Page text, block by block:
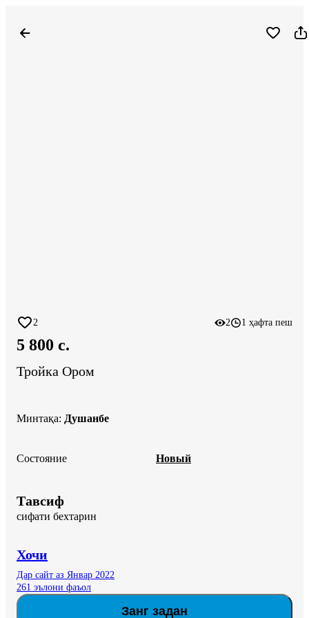
2 2 1 ҳафта пеш
5 800 c.
Тройка Ором
Минтақа: Душанбе
Состояние Новый
Тавсиф
сифати бехтарин
Хочи
Дар сайт аз Январ 2022
261 эълони фаъол
Занг задан